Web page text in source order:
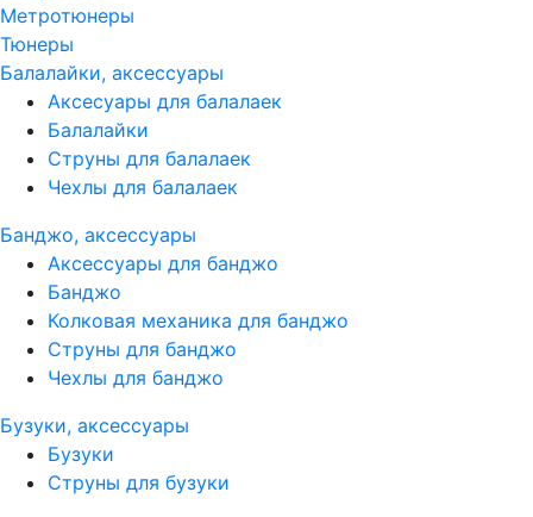
Метротюнеры
Тюнеры
Балалайки, аксессуары
Аксесуары для балалаек
Балалайки
Струны для балалаек
Чехлы для балалаек
Банджо, аксессуары
Аксессуары для банджо
Банджо
Колковая механика для банджо
Струны для банджо
Чехлы для банджо
Бузуки, аксессуары
Бузуки
Струны для бузуки